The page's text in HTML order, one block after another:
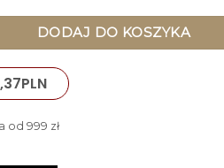
DODAJ DO KOSZYKA
PLN
od 999 zł